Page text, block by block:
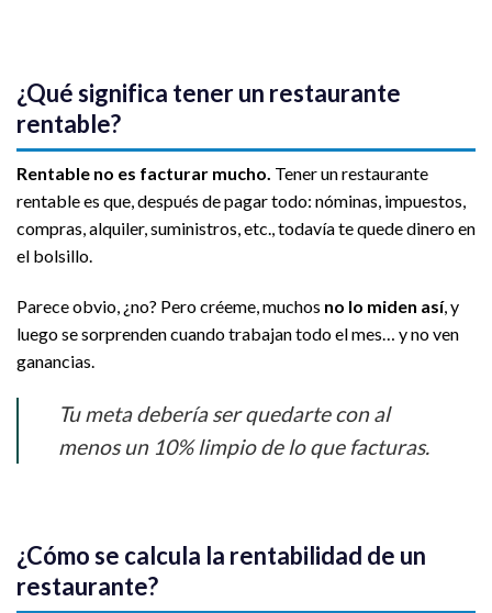
¿Qué significa tener un restaurante
rentable?
Rentable no es facturar mucho. Tener un restaurante
rentable es que, después de pagar todo: nóminas, impuestos,
compras, alquiler, suministros, etc., todavía te quede dinero en
el bolsillo.
Parece obvio, ¿no? Pero créeme, muchos no lo miden así, y
luego se sorprenden cuando trabajan todo el mes… y no ven
ganancias.
Tu meta debería ser quedarte con al
menos un 10% limpio de lo que facturas.
¿Cómo se calcula la rentabilidad de un
restaurante?